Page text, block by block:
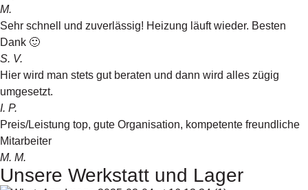
M.
Sehr schnell und zuverlässig! Heizung läuft wieder. Besten
Dank 🙂
S. V.
Hier wird man stets gut beraten und dann wird alles zügig
umgesetzt.
I. P.
Preis/Leistung top, gute Organisation, kompetente freundliche
Mitarbeiter
M. M.
Unsere Werkstatt und Lager